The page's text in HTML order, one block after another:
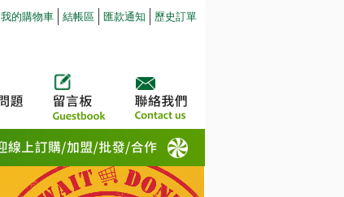
我的購物車 結帳區 匯款通知 歷史訂單